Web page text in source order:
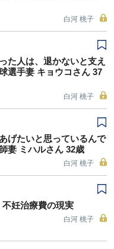
白河 桃子
た人は、退かないと支え
選手妻 キョウコさん 37
白河 桃子
げたいと思っているんで
妻 ミハルさん 32歳
白河 桃子
妊治療費の現実
白河 桃子